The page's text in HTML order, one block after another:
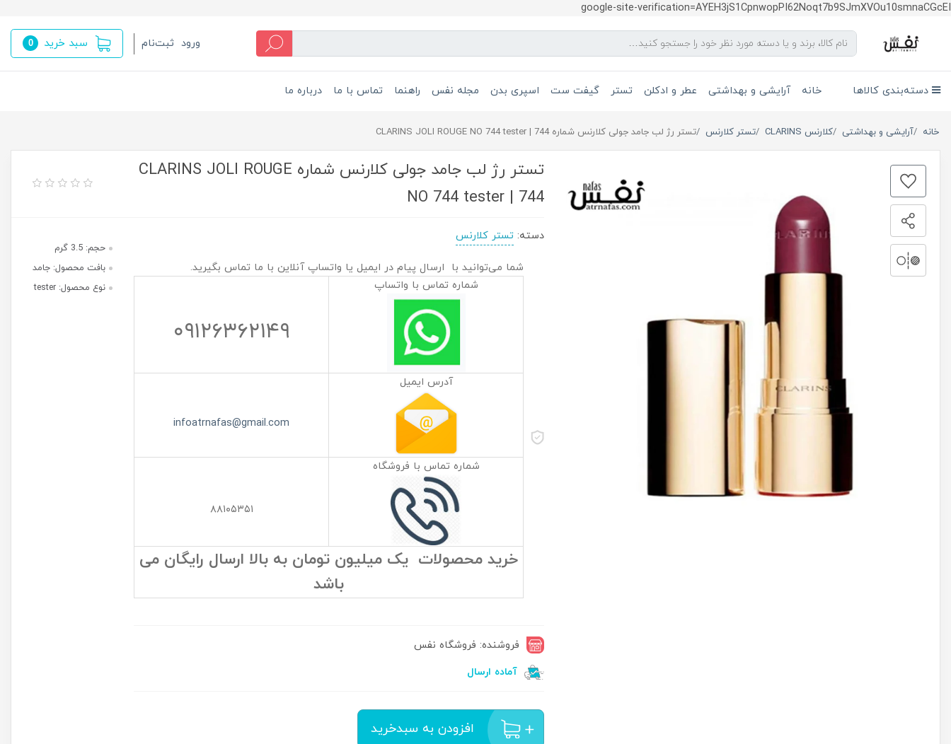
google-site-verification=AYEH3jS1CpnwopPI62Noqt7b9SJmXVOu10smnaCGcEI
ورود ثبت‌نام سبد خرید 0
دسته‌بندی کالاها خانه آرایشی و بهداشتی عطر و ادکلن تستر گیفت ست اسپری بدن مجله نفس راهنما تماس با ما درباره ما
خانه آرایشی و بهداشتی کلارنس CLARINS تستر کلارنس تستر رژ لب جامد جولی کلارنس شماره CLARINS JOLI ROUGE NO 744 tester | 744
تستر رژ لب جامد جولی کلارنس شماره CLARINS JOLI ROUGE
NO 744 tester | 744
دسته:تستر کلارنس
شما می‌توانید با ارسال پیام در ایمیل یا واتساپ آنلاین با ما تماس بگیرید.
شماره تماس با واتساپ
۰۹۱۲۶۳۶۲۱۴۹
آدرس ایمیل
infoatrnafas@gmail.com
شماره تماس با فروشگاه
۸۸۱۰۵۳۵۱
خرید محصولات یک میلیون تومان به بالا ارسال رایگان می
باشد
فروشنده: فروشگاه نفس
آماده ارسال
افزودن به سبدخرید
حجم: 3.5 گرم
بافت محصول: جامد
نوع محصول: tester